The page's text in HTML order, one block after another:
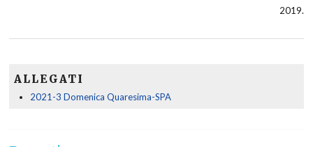
2019.
ALLEGATI
2021-3 Domenica Quaresima-SPA